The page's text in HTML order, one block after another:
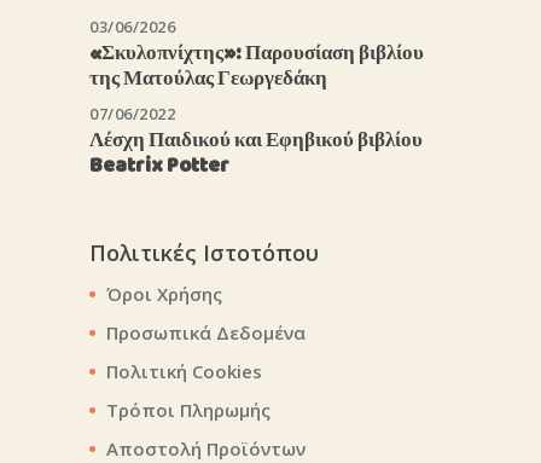
03/06/2026
«Σκυλοπνίχτης»: Παρουσίαση βιβλίου
της Ματούλας Γεωργεδάκη
07/06/2022
Λέσχη Παιδικού και Εφηβικού βιβλίου
Beatrix Potter
Πολιτικές Ιστοτόπου
Όροι Χρήσης
Προσωπικά Δεδομένα
Πολιτική Cookies
Τρόποι Πληρωμής
Αποστολή Προϊόντων